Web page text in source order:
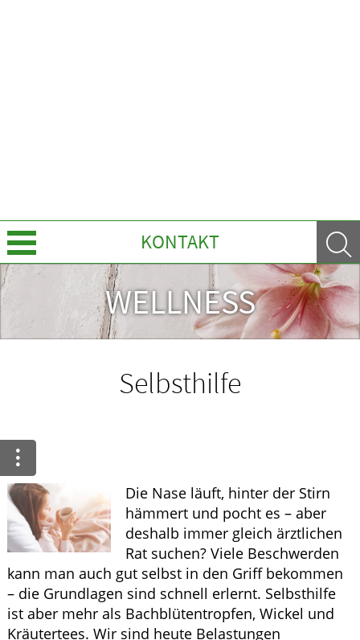
KONTAKT
Über uns
Leistungen
WELLNESS
HOMÖOPATHIE
WELLNESS
Selbsthilfe
Die Nase läuft, hinter der Stirn
hämmert und pocht es – aber
deshalb immer gleich ärztlichen
Rat suchen? Viele Beschwerden
kann man auch gut selbst in den Griff bekommen
– die Grundlagen sind schnell erlernt. Selbsthilfe
ist aber mehr als Bachblütentropfen, Wickel und
Kräutertees. Wir sind heute Belastungen